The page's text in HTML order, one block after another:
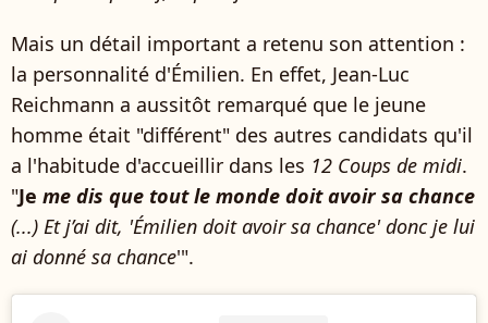
Mais un détail important a retenu son attention :
la personnalité d'Émilien. En effet, Jean-Luc
Reichmann a aussitôt remarqué que le jeune
homme était "différent" des autres candidats qu'il
a l'habitude d'accueillir dans les 12 Coups de midi.
"Je me dis que tout le monde doit avoir sa chance
(...) Et j’ai dit, 'Émilien doit avoir sa chance' donc je lui
ai donné sa chance'".